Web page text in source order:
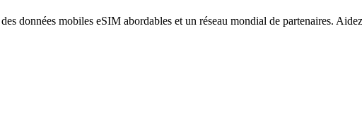
données mobiles eSIM abordables et un réseau mondial de partenaires.